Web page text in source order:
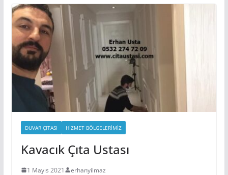
DUVAR ÇITASI HIZMET BÖLGELERIMIZ
Kavacık Çıta Ustası
1 Mayıs 2021 erhanyilmaz